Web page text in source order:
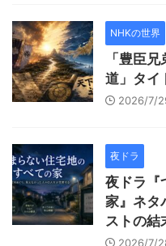
NHKの世界
「豊臣
道」タイ
2026/7/
夜ドラ
夜ドラ『
家』ネタ
ストの結
2026/7/